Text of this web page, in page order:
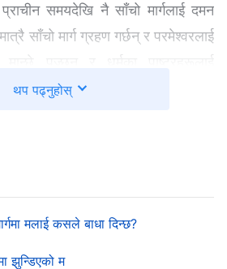
प्राचीन समयदेखि नै साँचो मार्गलाई दमन
साँचो मार्ग ग्रहण गर्छन् र परमेश्‍वरलाई
परमेश्‍वरलाई पछ्याउने मेरो
मेरो विश्‍वासबारे मण्डली
परमेश्‍वरमाथिको मेरो विश्‍वासबारे स्पष्ट
परमेश्‍वरको आखिरी दिनहरूको कामको
थप पढ्नुहोस्
मलाई कसले बाधा दिन्छ?
झुन्डिएको म